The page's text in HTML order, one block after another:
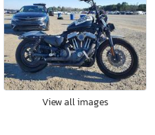
View all images